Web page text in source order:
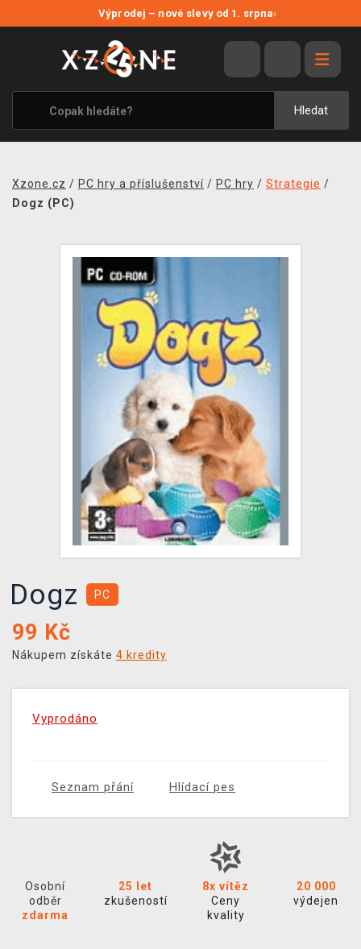
Výprodej – nové slevy od 1. srpna›
Hledat
VÝPRODEJ
VIDEOHRY
XZONE ORIGINALS
TÉMATIKY
MERCHANDISE
TCG & BOARDGAME HUB
VÝKUP HER (BAZAR)
Xzone.cz / PC hry a příslušenství / PC hry / Strategie /
Dogz (PC)
Dogz PC
99 Kč
Nákupem získáte 4 kredity
Vyprodáno
Seznam přání Hlídací pes
Osobní
odběr
zdarma
25 let
zkušeností
8x vítěz
Ceny
kvality
20 000
výdejen